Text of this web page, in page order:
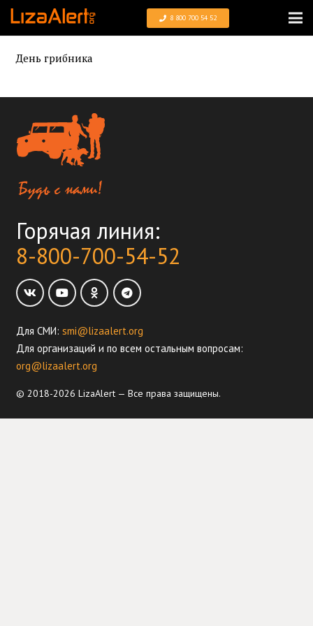
8 800 700 54 52
День грибника
Горячая линия:
8-800-700-54-52
Для СМИ: smi@lizaalert.org
Для организаций и по всем остальным вопросам:
org@lizaalert.org
© 2018-2026 LizaAlert — Все права защищены.